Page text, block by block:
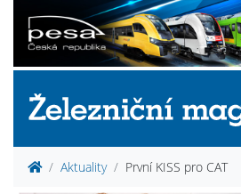
Aktuality První KISS pro CAT